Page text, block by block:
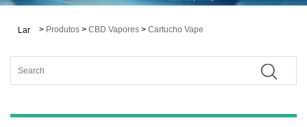
Lar > Produtos > CBD Vapores > Cartucho Vape